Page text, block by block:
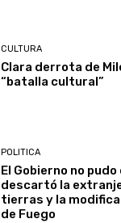
CULTURA
Clara derrota de
“batalla cultural”
POLITICA
El Gobierno no pudo
descartó la
tierras y la
de Fuego